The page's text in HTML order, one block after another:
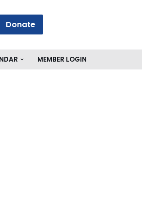
Donate
MEMBER LOGIN